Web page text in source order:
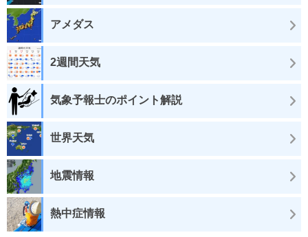
アメダス
2週間天気
気象予報士のポイント解説
世界天気
地震情報
熱中症情報